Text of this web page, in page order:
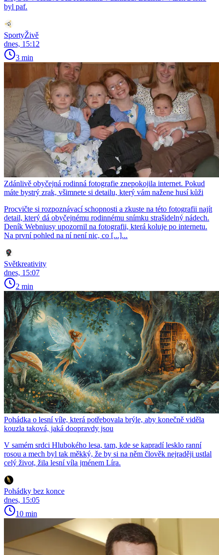
byl paf.
SportyŽivě
dnes, 15:12
3 min
Zdánlivě obyčejná rodinná fotografie znepokojila internet. Pokud
máte bystrý zrak, všimnete si detailu, který vám nažene husí kůži
Procvičte si rozpoznávací schopnosti a zkuste na této fotografii najít
detail, který dá obyčejnému rodinnému snímku strašidelný nádech.
Deník Webniusy upozornil na fotografii, která koluje po internetu.
Na první pohled na ní není nic, co [...]...
Světkreativity
dnes, 15:07
2 min
Pohádka o lesní víle, která potřebovala brýle, aby konečně viděla
kouzla taková, jaká doopravdy jsou
V samém srdci Hlubokého lesa, tam, kde se kapradí lesklo ranní
rosou a mech byl tak měkký, že by si na něm člověk nejraději ustlal
celý život, žila lesní víla jménem Líra.
Pohádky bez konce
dnes, 15:05
10 min